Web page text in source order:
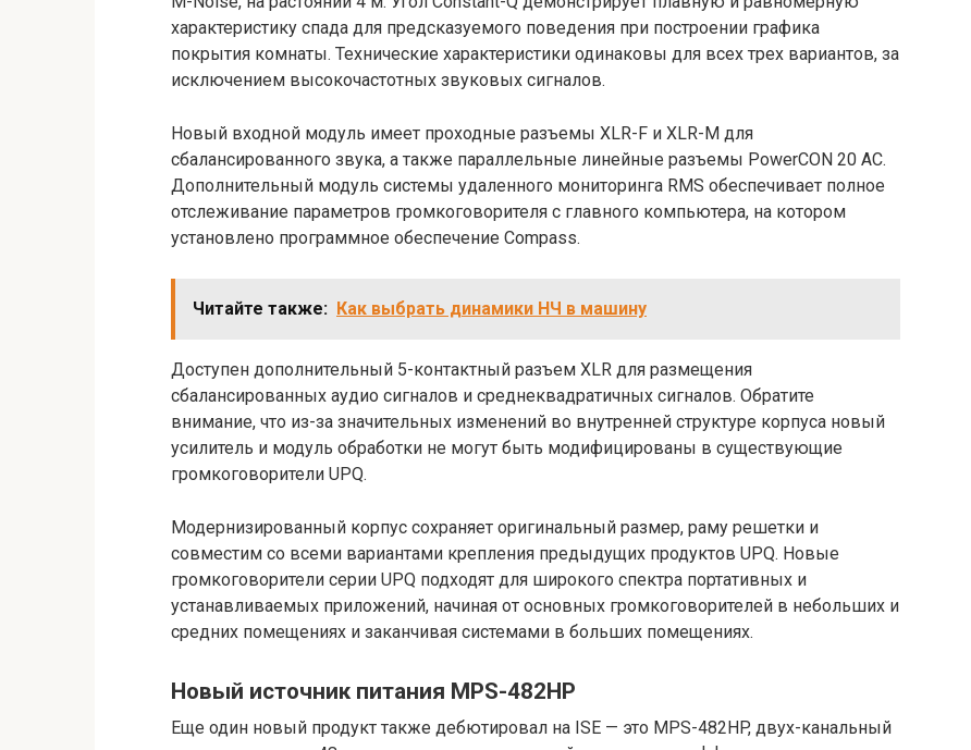
характеристику спада для предсказуемого поведения при построении графика
покрытия комнаты. Технические характеристики одинаковы для всех трех вариантов, за
исключением высокочастотных звуковых сигналов.
Новый входной модуль имеет проходные разъемы XLR-F и XLR-M для
сбалансированного звука, а также параллельные линейные разъемы PowerCON 20 AC.
Дополнительный модуль системы удаленного мониторинга RMS обеспечивает полное
отслеживание параметров громкоговорителя с главного компьютера, на котором
установлено программное обеспечение Compass.
Читайте также: Как выбрать динамики НЧ в машину
Доступен дополнительный 5-контактный разъем XLR для размещения
сбалансированных аудио сигналов и среднеквадратичных сигналов. Обратите
внимание, что из-за значительных изменений во внутренней структуре корпуса новый
усилитель и модуль обработки не могут быть модифицированы в существующие
громкоговорители UPQ.
Модернизированный корпус сохраняет оригинальный размер, раму решетки и
совместим со всеми вариантами крепления предыдущих продуктов UPQ. Новые
громкоговорители серии UPQ подходят для широкого спектра портативных и
устанавливаемых приложений, начиная от основных громкоговорителей в небольших и
средних помещениях и заканчивая системами в больших помещениях.
Новый источник питания MPS-482HP
Еще один новый продукт также дебютировал на ISE — это MPS-482HP, двух-канальный